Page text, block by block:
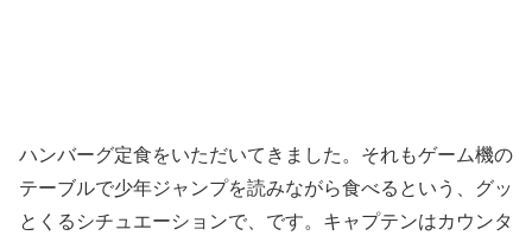
ハンバーグ定食をいただいてきました。それもゲーム機の
テーブルで少年ジャンプを読みながら食べるという、グッ
とくるシチュエーションで、です。キャプテンはカウンタ